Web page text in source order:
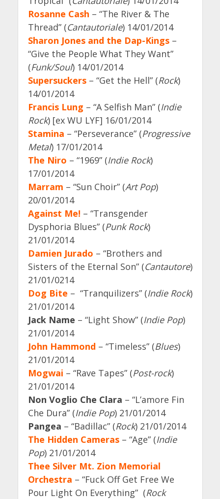
Rosanne Cash – “The River & The
Thread” (Cantautoriale) 14/01/2014
Sharon Jones and the Dap-Kings–
“Give the People What They Want”
(Funk/Soul) 14/01/2014
Supersuckers– “Get the Hell” (Rock)
14/01/2014
Francis Lung – “A Selfish Man” (Indie
Rock) [ex WU LYF] 16/01/2014
Stamina – “Perseverance” (Progressive
Metal) 17/01/2014
The Niro – “1969” (Indie Rock)
17/01/2014
Marram – “Sun Choir” (Art Pop)
20/01/2014
Against Me! – “Transgender
Dysphoria Blues” (Punk Rock)
21/01/2014
Damien Jurado – “Brothers and
Sisters of the Eternal Son” (Cantautore)
21/01/0214
Dog Bite – “Tranquilizers” (Indie Rock)
21/01/2014
Jack Name – “Light Show” (Indie Pop)
21/01/2014
John Hammond – “Timeless” (Blues)
21/01/2014
Mogwai – “Rave Tapes” (Post-rock)
21/01/2014
Non Voglio Che Clara – “L’amore Fin
Che Dura” (Indie Pop) 21/01/2014
Pangea – “Badillac” (Rock) 21/01/2014
The Hidden Cameras– “Age” (Indie
Pop) 21/01/2014
Thee Silver Mt. Zion Memorial
Orchestra – “Fuck Off Get Free We
Pour Light On Everything” (Rock